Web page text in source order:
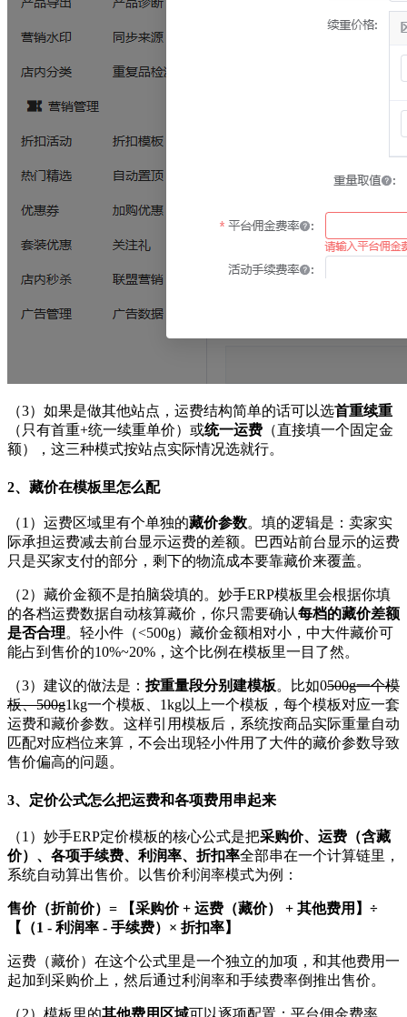
（3）如果是做其他站点，运费结构简单的话可以选首重续重
（只有首重+统一续重单价）或统一运费 （直接填一个固定金
额），这三种模式按站点实际情况选就行。
2、藏价在模板里怎么配
（1）运费区域里有个单独的藏价参数。填的逻辑是：卖家实
际承担运费减去前台显示运费的差额。巴西站前台显示的运费
只是买家支付的部分，剩下的物流成本要靠藏价来覆盖。
（2）藏价金额不是拍脑袋填的。妙手ERP模板里会根据你填
的各档运费数据自动核算藏价，你只需要确认每档的藏价差额
是否合理。轻小件（<500g）藏价金额相对小，中大件藏价可
能占到售价的10%~20%，这个比例在模板里一目了然。
（3）建议的做法是： 按重量段分别建模板。比如0500g一个模
板、500g1kg一个模板、1kg以上一个模板，每个模板对应一套
运费和藏价参数。这样引用模板后，系统按商品实际重量自动
匹配对应档位来算，不会出现轻小件用了大件的藏价参数导致
售价偏高的问题。
3、定价公式怎么把运费和各项费用串起来
（1）妙手ERP定价模板的核心公式是把采购价、运费（含藏
价）、各项手续费、利润率、折扣率全部串在一个计算链里，
系统自动算出售价。以售价利润率模式为例：
售价（折前价）= 【采购价 + 运费（藏价） + 其他费用】÷
【（1 - 利润率 - 手续费）× 折扣率】
运费（藏价）在这个公式里是一个独立的加项，和其他费用一
起加到采购价上，然后通过利润率和手续费率倒推出售价。
（2）模板里的其他费用区域可以逐项配置：平台佣金费率